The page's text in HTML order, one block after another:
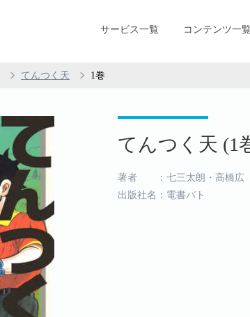
サービス一覧 コンテンツ一
てんつく天 1巻
てんつく天 (1
著者 ：七三太朗・高橋広
出版社名：電書バト